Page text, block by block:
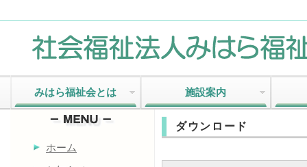
みはら福祉会とは 施設案内
ホーム
ダウンロード